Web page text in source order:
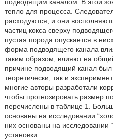
тепло для процесса.
расходуются, и они
частиц кокса сверху
пустая порода опускается в
форма подводящего канала
таким образом, влияют на
причине подводящий канал был
теоретически, так и
многие авторы разработали
чтобы прогнозировать размер
перечислены в таблице 1.
основаны на исследовании
них основаны на исследовании
установки.